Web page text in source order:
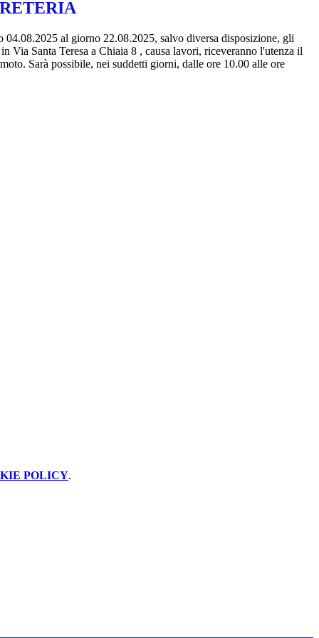
04.08.2025 al giorno 22.08.2025, salvo diversa disposizione, gli
Via Santa Teresa a Chiaia 8 , causa lavori, riceveranno l'utenza il
Sarà possibile, nei suddetti giorni, dalle ore 10.00 alle ore
POLICY.